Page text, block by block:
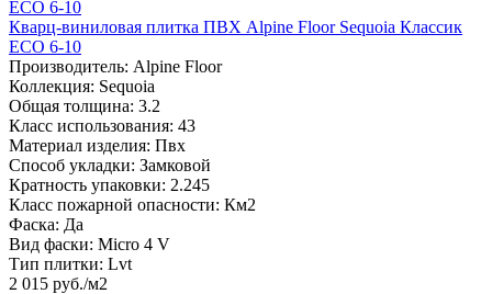
Кварц-виниловая плитка ПВХ Alpine Floor Sequoia Классик
ECO 6-10
Производитель: Alpine Floor
Коллекция: Sequoia
Общая толщина: 3.2
Класс использования: 43
Материал изделия: Пвх
Способ укладки: Замковой
Кратность упаковки: 2.245
Класс пожарной опасности: Км2
Фаска: Да
Вид фаски: Micro 4 V
Тип плитки: Lvt
2 015 руб./м2